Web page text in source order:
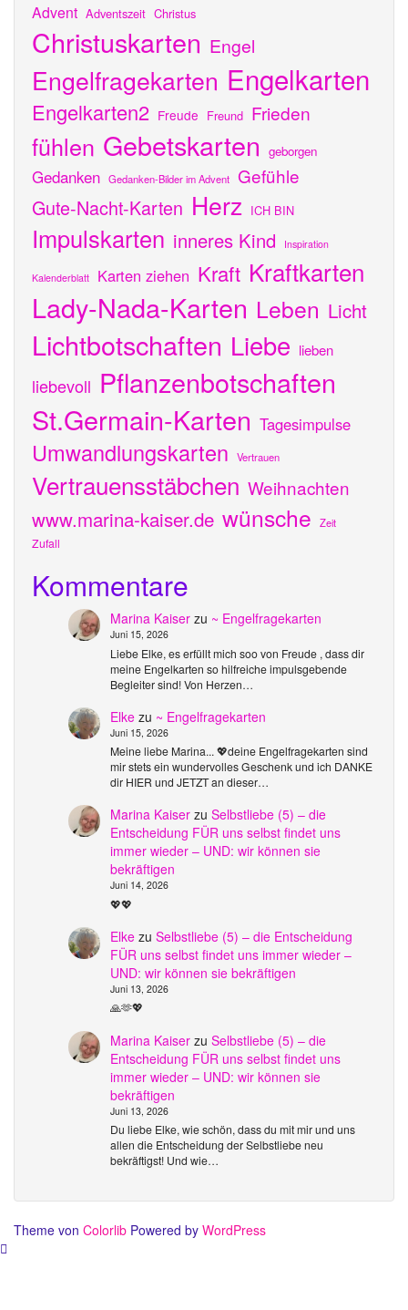
Advent Adventszeit Christus
Christuskarten Engel
Engelfragekarten Engelkarten
Engelkarten2 Freude Freund Frieden
fühlen Gebetskarten geborgen
Gedanken Gedanken-Bilder im Advent Gefühle
Gute-Nacht-Karten Herz ICH BIN
Impulskarten inneres Kind Inspiration
Kalenderblatt Karten ziehen Kraft Kraftkarten
Lady-Nada-Karten Leben Licht
Lichtbotschaften Liebe lieben
liebevoll Pflanzenbotschaften
St.Germain-Karten Tagesimpulse
Umwandlungskarten Vertrauen
Vertrauensstäbchen Weihnachten
www.marina-kaiser.de wünsche Zeit
Zufall
Kommentare
Marina Kaiserzu ~ Engelfragekarten
Juni 15, 2026
Liebe Elke, es erfüllt mich soo von Freude , dass dir
meine Engelkarten so hilfreiche impulsgebende
Begleiter sind! Von Herzen…
Elkezu ~ Engelfragekarten
Juni 15, 2026
Meine liebe Marina... 💖deine Engelfragekarten sind
mir stets ein wundervolles Geschenk und ich DANKE
dir HIER und JETZT an dieser…
Marina Kaiserzu Selbstliebe (5) – die
Entscheidung FÜR uns selbst findet uns
immer wieder – UND: wir können sie
bekräftigen
Juni 14, 2026
💖💖
Elkezu Selbstliebe (5) – die Entscheidung
FÜR uns selbst findet uns immer wieder –
UND: wir können sie bekräftigen
Juni 13, 2026
🙏🫶💖
Marina Kaiserzu Selbstliebe (5) – die
Entscheidung FÜR uns selbst findet uns
immer wieder – UND: wir können sie
bekräftigen
Juni 13, 2026
Du liebe Elke, wie schön, dass du mit mir und uns
allen die Entscheidung der Selbstliebe neu
bekräftigst! Und wie…
Theme von Colorlib Powered by WordPress